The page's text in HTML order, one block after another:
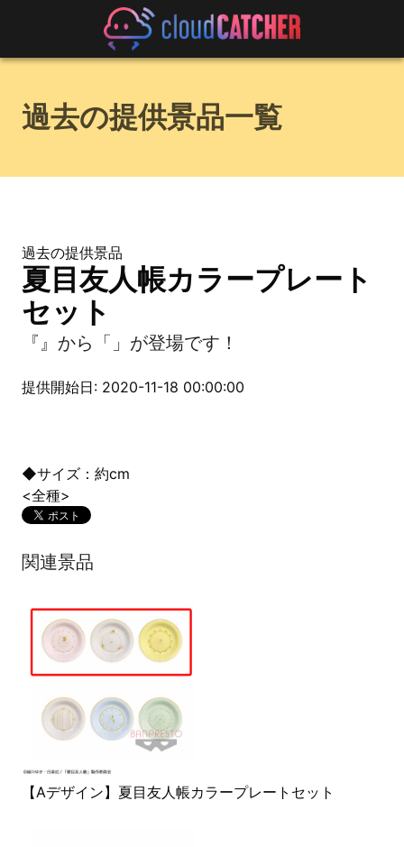
過去の提供景品一覧
過去の提供景品
夏目友人帳カラープレート
セット
『』から「」が登場です！
提供開始日: 2020-11-18 00:00:00
◆サイズ：約cm
<全種>
関連景品
【Aデザイン】夏目友人帳カラープレートセット